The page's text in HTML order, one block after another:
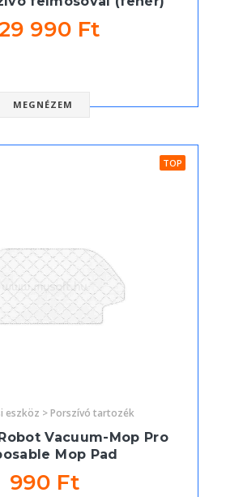
990 Ft
MEGNÉZEM
TOP
eszköz > Porszívó tartozék
Vacuum-Mop Pro
Mop Pad
990 Ft